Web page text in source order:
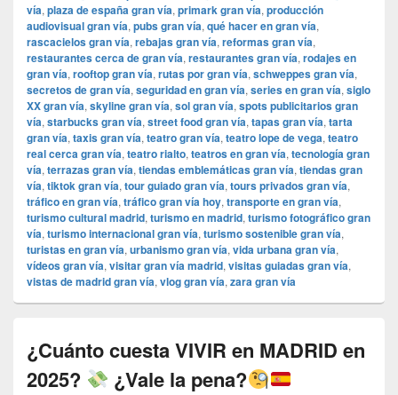
vía, plaza de españa gran vía, primark gran vía, producción
audiovisual gran vía, pubs gran vía, qué hacer en gran vía,
rascacielos gran vía, rebajas gran vía, reformas gran vía,
restaurantes cerca de gran vía, restaurantes gran vía, rodajes en
gran vía, rooftop gran vía, rutas por gran vía, schweppes gran vía,
secretos de gran vía, seguridad en gran vía, series en gran vía, siglo
XX gran vía, skyline gran vía, sol gran vía, spots publicitarios gran
vía, starbucks gran vía, street food gran vía, tapas gran vía, tarta
gran vía, taxis gran vía, teatro gran vía, teatro lope de vega, teatro
real cerca gran vía, teatro rialto, teatros en gran vía, tecnología gran
vía, terrazas gran vía, tiendas emblemáticas gran vía, tiendas gran
vía, tiktok gran vía, tour guiado gran vía, tours privados gran vía,
tráfico en gran vía, tráfico gran vía hoy, transporte en gran vía,
turismo cultural madrid, turismo en madrid, turismo fotográfico gran
vía, turismo internacional gran vía, turismo sostenible gran vía,
turistas en gran vía, urbanismo gran vía, vida urbana gran vía,
vídeos gran vía, visitar gran vía madrid, visitas guiadas gran vía,
vistas de madrid gran vía, vlog gran vía, zara gran vía
¿Cuánto cuesta VIVIR en MADRID en
2025?
¿Vale la pena?